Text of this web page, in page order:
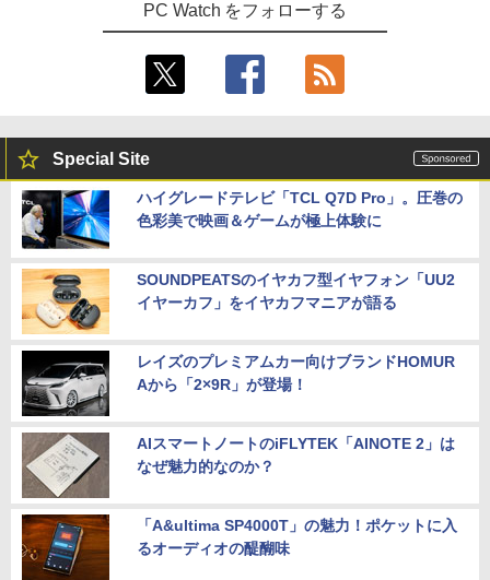
PC Watch をフォローする
Special Site
ハイグレードテレビ「TCL Q7D Pro」。圧巻の
色彩美で映画＆ゲームが極上体験に
SOUNDPEATSのイヤカフ型イヤフォン「UU2
イヤーカフ」をイヤカフマニアが語る
レイズのプレミアムカー向けブランドHOMUR
Aから「2×9R」が登場！
AIスマートノートのiFLYTEK「AINOTE 2」は
なぜ魅力的なのか？
「A&ultima SP4000T」の魅力！ポケットに入
るオーディオの醍醐味